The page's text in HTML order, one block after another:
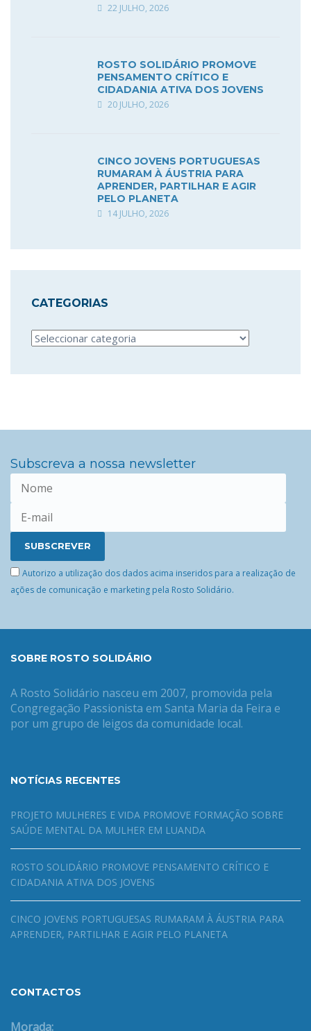
22 JULHO, 2026
ROSTO SOLIDÁRIO PROMOVE
PENSAMENTO CRÍTICO E
CIDADANIA ATIVA DOS JOVENS
20 JULHO, 2026
CINCO JOVENS PORTUGUESAS
RUMARAM À ÁUSTRIA PARA
APRENDER, PARTILHAR E AGIR
PELO PLANETA
14 JULHO, 2026
CATEGORIAS
Categorias
Subscreva a nossa newsletter
Autorizo a utilização dos dados acima inseridos para a realização de
ações de comunicação e marketing pela Rosto Solidário.
SOBRE ROSTO SOLIDÁRIO
A Rosto Solidário nasceu em 2007, promovida pela
Congregação Passionista em Santa Maria da Feira e
por um grupo de leigos da comunidade local.
NOTÍCIAS RECENTES
PROJETO MULHERES E VIDA PROMOVE FORMAÇÃO SOBRE
SAÚDE MENTAL DA MULHER EM LUANDA
ROSTO SOLIDÁRIO PROMOVE PENSAMENTO CRÍTICO E
CIDADANIA ATIVA DOS JOVENS
CINCO JOVENS PORTUGUESAS RUMARAM À ÁUSTRIA PARA
APRENDER, PARTILHAR E AGIR PELO PLANETA
CONTACTOS
Morada: